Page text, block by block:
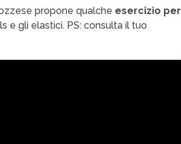
propone qualche esercizio per
e gli elastici. PS: consulta il tuo